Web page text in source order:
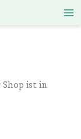
Shop ist in